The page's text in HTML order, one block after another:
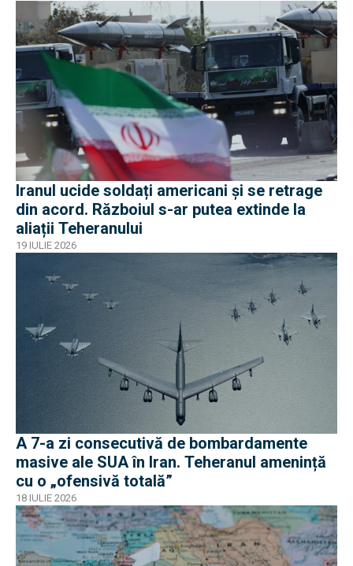
Iranul ucide soldați americani și se retrage
din acord. Războiul s-ar putea extinde la
aliații Teheranului
19 IULIE 2026
A 7-a zi consecutivă de bombardamente
masive ale SUA în Iran. Teheranul amenință
cu o „ofensivă totală”
18 IULIE 2026